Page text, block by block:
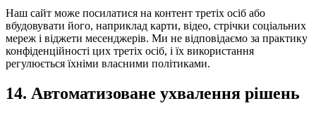
Наш сайт може посилатися на контент третіх осіб або
вбудовувати його, наприклад карти, відео, стрічки соціальних
мереж і віджети месенджерів. Ми не відповідаємо за практику
конфіденційності цих третіх осіб, і їх використання
регулюється їхніми власними політиками.
14. Автоматизоване ухвалення рішень